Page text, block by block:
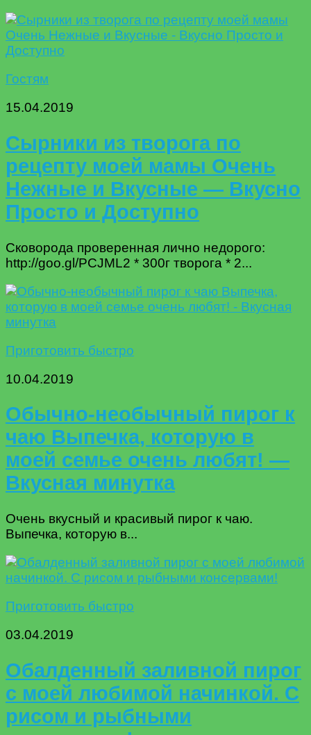
Гостям
15.04.2019
Сырники из творога по
рецепту моей мамы Очень
Нежные и Вкусные — Вкусно
Просто и Доступно
Сковорода проверенная лично недорого:
http://goo.gl/PCJML2 * 300г творога * 2...
Приготовить быстро
10.04.2019
Обычно-необычный пирог к
чаю Выпечка, которую в
моей семье очень любят! —
Вкусная минутка
Очень вкусный и красивый пирог к чаю.
Выпечка, которую в...
Приготовить быстро
03.04.2019
Обалденный заливной пирог
с моей любимой начинкой. С
рисом и рыбными